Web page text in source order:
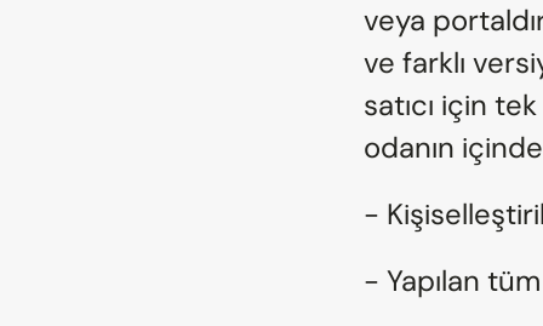
veya
ve farklı
satıcı için
odanın
-
- Yapılan